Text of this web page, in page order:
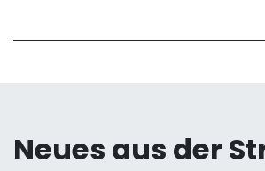
Neues aus der